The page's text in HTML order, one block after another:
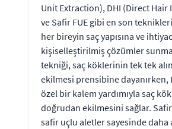
Unit Extraction), DHI (Direct
ve Safir FUE gibi en son
her bireyin saç yapısına ve
kişiselleştirilmiş çözümler
tekniği, saç köklerinin tek tek
ekilmesi prensibine dayanırken,
özel bir kalem yardımıyla saç
doğrudan ekilmesini sağlar. Safir
safir uçlu aletler sayesinde daha